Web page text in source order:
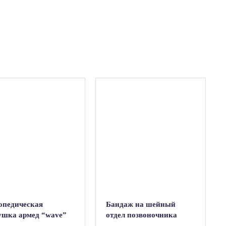
армед “wave”
Бандаж на шейный
отдел позвоночника